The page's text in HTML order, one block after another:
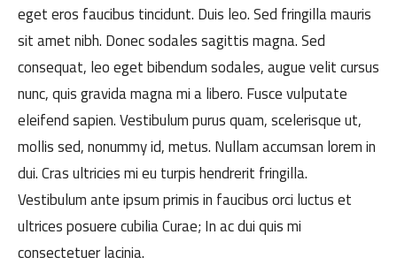
eget eros faucibus tincidunt. Duis leo. Sed fringilla mauris
sit amet nibh. Donec sodales sagittis magna. Sed
consequat, leo eget bibendum sodales, augue velit cursus
nunc, quis gravida magna mi a libero. Fusce vulputate
eleifend sapien. Vestibulum purus quam, scelerisque ut,
mollis sed, nonummy id, metus. Nullam accumsan lorem in
dui. Cras ultricies mi eu turpis hendrerit fringilla.
Vestibulum ante ipsum primis in faucibus orci luctus et
ultrices posuere cubilia Curae; In ac dui quis mi
consectetuer lacinia.